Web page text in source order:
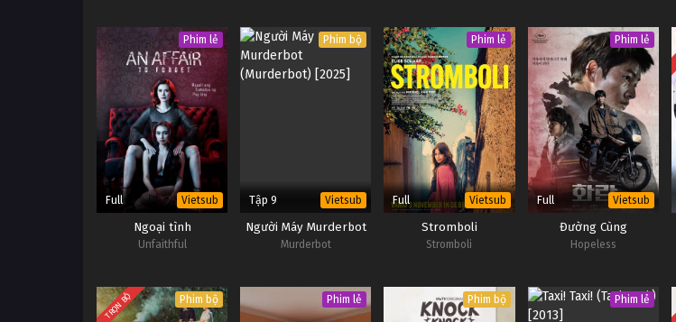
Phim lẻ
Full Vietsub
Ngoại tình
Unfaithful
Phim bộ
Tập 9 Vietsub
Người Máy Murderbot
Murderbot
Phim lẻ
Full Vietsub
Stromboli
Stromboli
Phim lẻ
Full Vietsub
Đường Cùng
Hopeless
TRỌN BỘ Phim bộ Phim lẻ Phim bộ Phim lẻ